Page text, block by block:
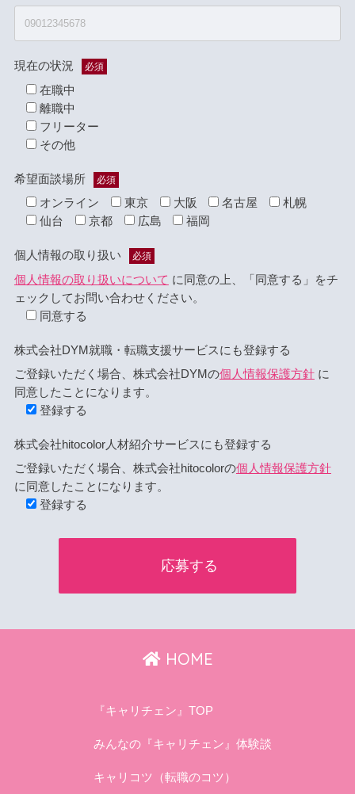
現在の状況 必須
在職中
離職中
フリーター
その他
希望面談場所 必須
オンライン 東京 大阪 名古屋
札幌
仙台
京都 広島 福岡
個人情報の取り扱い 必須
個人情報の取り扱いについて に同意の上、「同意する」をチ
ェックしてお問い合わせください。
同意する
株式会社DYM就職・転職支援サービスにも登録する
ご登録いただく場合、株式会社DYMの個人情報保護方針に
同意したことになります。
登録する
株式会社hitocolor人材紹介サービスにも登録する
ご登録いただく場合、株式会社hitocolorの個人情報保護方針
に同意したことになります。
登録する
HOME
『キャリチェン』TOP
みんなの『キャリチェン』体験談
キャリコツ（転職のコツ）